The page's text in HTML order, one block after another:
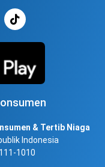
& Tertib Niaga
Indonesia
1010